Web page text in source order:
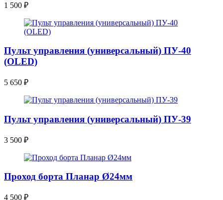
1 500 ₽
Пульт управления (универсальный) ПУ-40
(OLED)
5 650 ₽
Пульт управления (универсальный) ПУ-39
3 500 ₽
Проход борта Планар Ø24мм
4 500 ₽